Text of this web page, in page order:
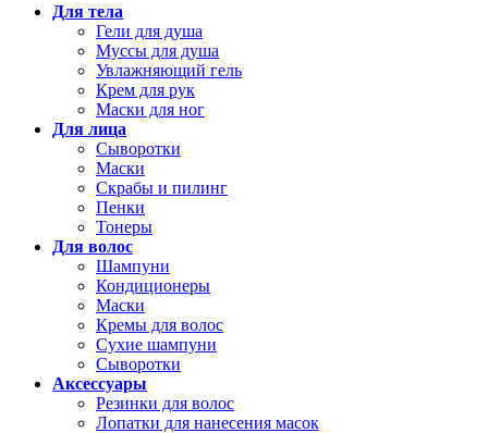
Для тела
Гели для душа
Муссы для душа
Увлажняющий гель
Крем для рук
Маски для ног
Для лица
Сыворотки
Маски
Скрабы и пилинг
Пенки
Тонеры
Для волос
Шампуни
Кондиционеры
Маски
Кремы для волос
Сухие шампуни
Сыворотки
Аксессуары
Резинки для волос
Лопатки для нанесения масок